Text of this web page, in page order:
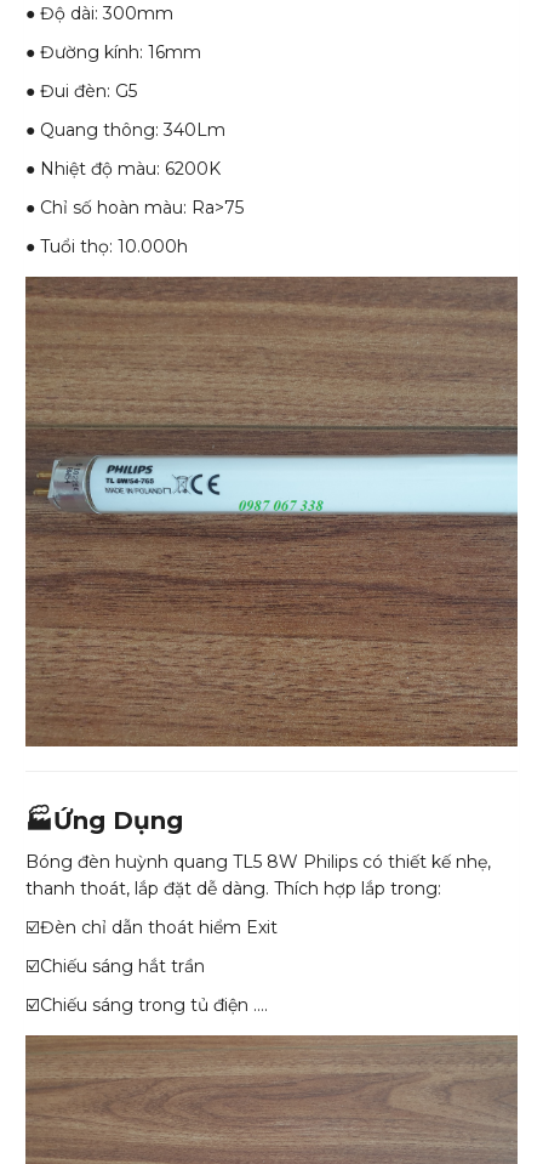
● Độ dài: 300mm
● Đường kính: 16mm
● Đui đèn: G5
● Quang thông: 340Lm
● Nhiệt độ màu: 6200K
● Chỉ số hoàn màu: Ra>75
● Tuổi thọ: 10.000h
🏭Ứng Dụng
Bóng đèn huỳnh quang TL5 8W Philips có thiết kế nhẹ,
thanh thoát, lắp đặt dễ dàng. Thích hợp lắp trong:
☑️Đèn chỉ dẫn thoát hiểm Exit
☑️Chiếu sáng hắt trần
☑️Chiếu sáng trong tủ điện ….